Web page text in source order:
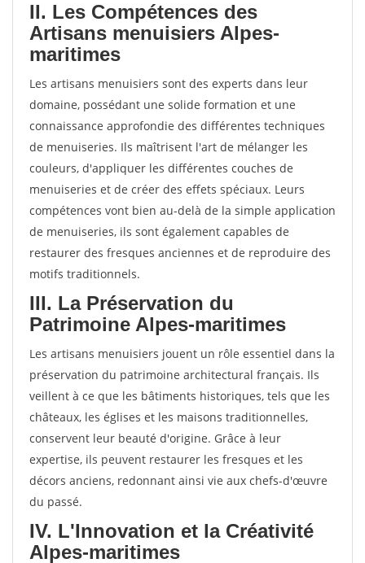
II. Les Compétences des
Artisans menuisiers Alpes-
maritimes
Les artisans menuisiers sont des experts dans leur
domaine, possédant une solide formation et une
connaissance approfondie des différentes techniques
de menuiseries. Ils maîtrisent l'art de mélanger les
couleurs, d'appliquer les différentes couches de
menuiseries et de créer des effets spéciaux. Leurs
compétences vont bien au-delà de la simple application
de menuiseries, ils sont également capables de
restaurer des fresques anciennes et de reproduire des
motifs traditionnels.
III. La Préservation du
Patrimoine Alpes-maritimes
Les artisans menuisiers jouent un rôle essentiel dans la
préservation du patrimoine architectural français. Ils
veillent à ce que les bâtiments historiques, tels que les
châteaux, les églises et les maisons traditionnelles,
conservent leur beauté d'origine. Grâce à leur
expertise, ils peuvent restaurer les fresques et les
décors anciens, redonnant ainsi vie aux chefs-d'œuvre
du passé.
IV. L'Innovation et la Créativité
Alpes-maritimes